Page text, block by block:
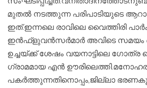
മുതൽ നടത്തുന്ന പരിപാടിയുടെ
ഇത്.ഇന്നലെ രാവിലെ വൈത്തിരി
ഇൻഫ്ളുവൻസർമാർ അവിടെ സമയം
ഉച്ചയ്ക്ക് ശേഷം വയനാട്ടിലെ
ഗ്രാമമായ എൻ
പകർത്തുന്നതിനൊപ്പം,ജില്ലാ